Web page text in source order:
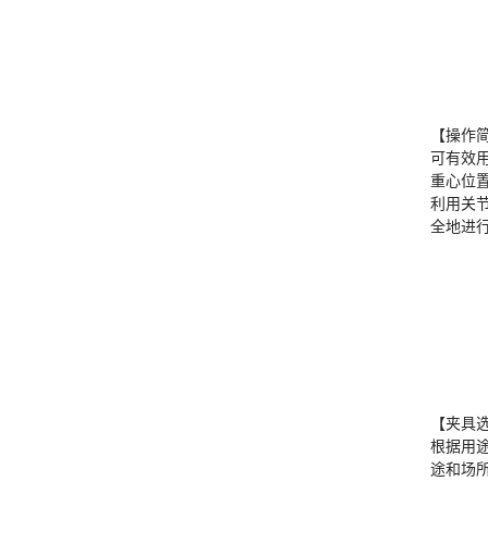
【操作
可有效
重心位
利用关
全地进
【夹具
根据用
途和场